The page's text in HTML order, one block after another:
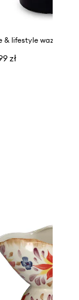
& lifestyle wazon
zł